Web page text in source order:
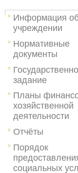
Информация
учреждении
Нормативные
документы
задание
Планы
хозяйственной
деятельности
Отчёты
Порядок
социальных